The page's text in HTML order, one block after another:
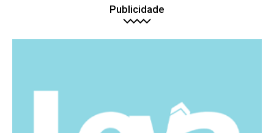
Publicidade